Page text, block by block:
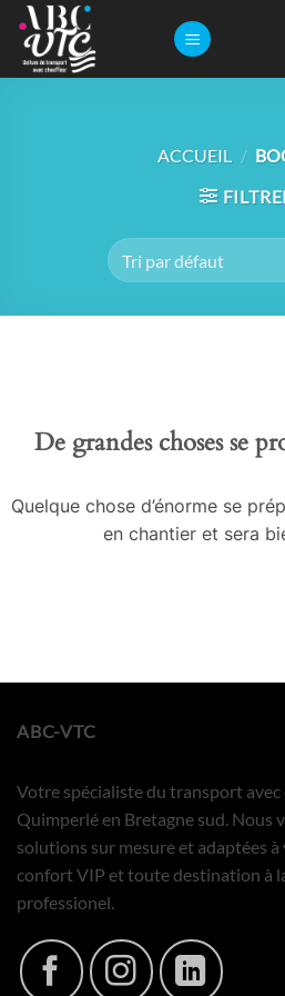
Passer
contenu
ACCUEIL /
De grandes choses se
Quelque chose d’énorme se
en chantier et sera
ABC-VTC
Votre spécialiste du transport avec
Quimperlé en Bretagne sud. Nous
solutions sur mesure et adaptées à
confort VIP et toute destination à
professionel.